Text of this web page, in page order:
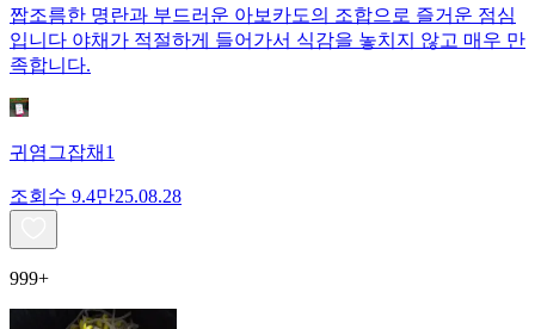
짭조름한 명란과 부드러운 아보카도의 조합으로 즐거운 점심
입니다 야채가 적절하게 들어가서 식감을 놓치지 않고 매우 만
족합니다.
귀염그잡채1
조회수 9.4만25.08.28
999+